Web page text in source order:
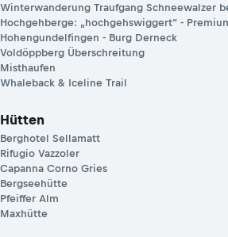
Winterwanderung Traufgang Schneewalzer
Hochgehberge: „hochgehswiggert“ -
Hohengundelfingen - Burg Derneck
Voldöppberg Überschreitung
Misthaufen
Whaleback & Iceline Trail
Hütten
Berghotel Sellamatt
Rifugio Vazzoler
Capanna Corno Gries
Bergseehütte
Pfeiffer Alm
Maxhütte